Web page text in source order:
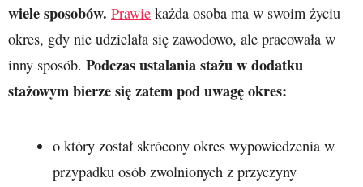
wiele sposobów. Prawie każda osoba ma w swoim życiu
okres, gdy nie udzielała się zawodowo, ale pracowała w
inny sposób. Podczas ustalania stażu w dodatku
stażowym bierze się zatem pod uwagę okres:
o który został skrócony okres wypowiedzenia w
przypadku osób zwolnionych z przyczyny